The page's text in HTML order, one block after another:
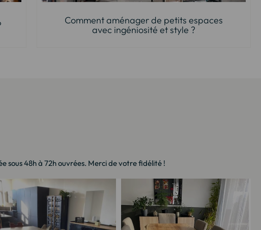
Comment aménager de petits espaces
avec ingéniosité et style ?
sous 48h à 72h ouvrées. Merci de votre fidélité !